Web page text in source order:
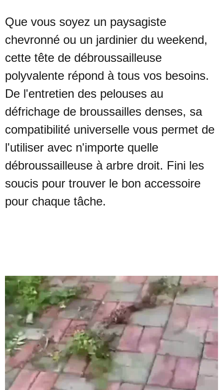
Que vous soyez un paysagiste
chevronné ou un jardinier du weekend,
cette tête de débroussailleuse
polyvalente répond à tous vos besoins.
De l'entretien des pelouses au
défrichage de broussailles denses, sa
compatibilité universelle vous permet de
l'utiliser avec n'importe quelle
débroussailleuse à arbre droit. Fini les
soucis pour trouver le bon accessoire
pour chaque tâche.